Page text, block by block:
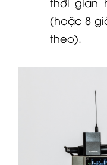
(hoặc 8
theo).